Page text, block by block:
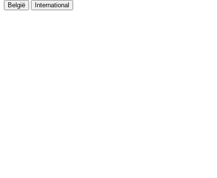
België International